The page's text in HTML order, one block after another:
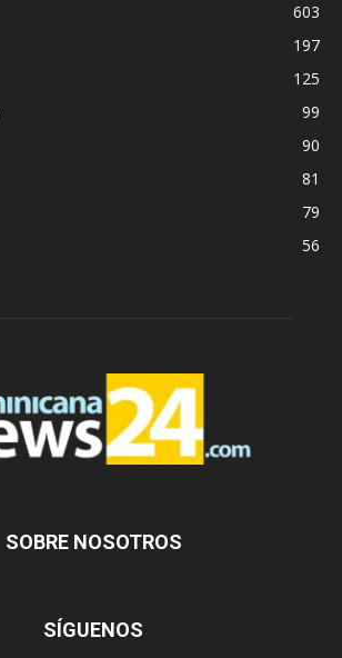
603
197
125
99
90
81
79
56
SOBRE NOSOTROS
SÍGUENOS